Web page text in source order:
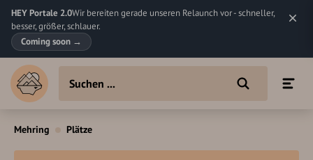
HEY Portale 2.0Wir bereiten gerade unseren Relaunch vor - schneller,
besser, größer, schlauer.
Coming soon →
Mehring Plätze